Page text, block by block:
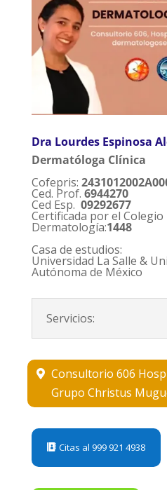
Dra Lourdes Espinosa
Dermatóloga Clínica
Cofepris:
Ced. Prof. 6944270
Ced Esp. 09292677
Certificada por el Colegio
Dermatología:1448
Casa de estudios:
Universidad La Salle &
Autónoma de México
Servicios:
Consultorio 606
Grupo Christus
Citas al 999 921 4938